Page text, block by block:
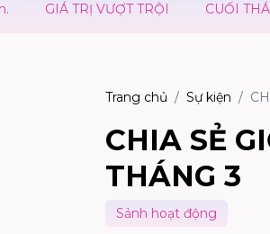
TRỘI CUỐI THÁNG VƯỢT
Trang chủ Sự kiện
CHIA SẺ
THÁNG 3
Sảnh hoạt động